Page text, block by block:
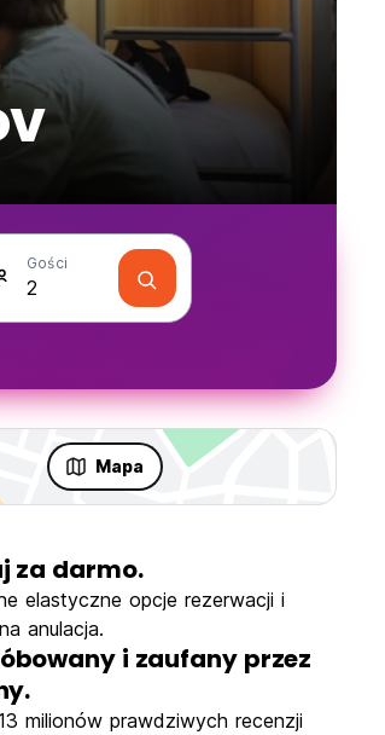
Gości
Mapa
za darmo.
elastyczne opcje rezerwacji i
anulacja.
i zaufany przez
milionów prawdziwych recenzji